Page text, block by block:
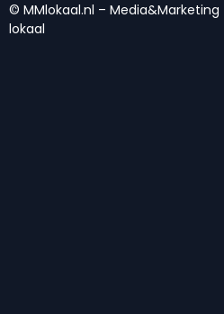
© MMlokaal.nl – Media&Marketing
lokaal